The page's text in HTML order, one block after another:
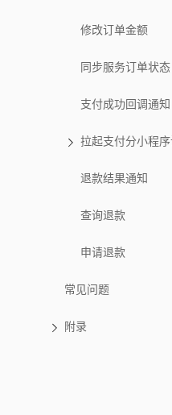
修改订单金额
同步服务订单状态
支付成功回调通知
拉起支付分小程
退款结果通知
查询退款
申请退款
常见问题
附录